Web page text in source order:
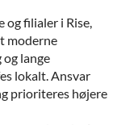
og filialer i Rise,
moderne
lange
lokalt. Ansvar
prioriteres højere